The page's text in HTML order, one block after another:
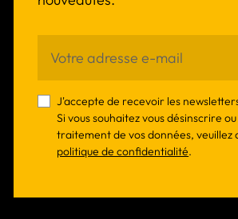
J'accepte de recevoir les
Si vous souhaitez vous désinscrire
traitement de vos données, veuillez
politique de confidentialité.